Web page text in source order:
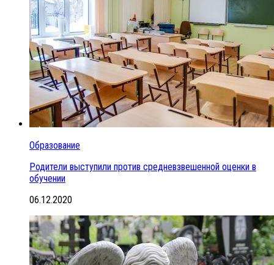
Образование
Родители выступили против средневзвешенной оценки в
обучении
06.12.2020